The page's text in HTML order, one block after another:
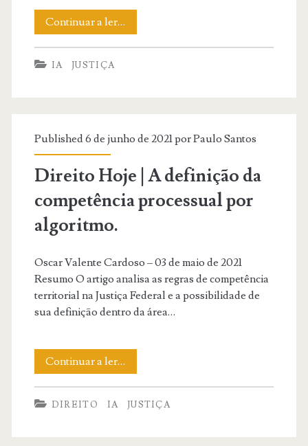
Continuar a ler…
utiliza
julgamento
virtual
IA JUSTIÇA
Published 6 de junho de 2021 porPaulo Santos
Direito Hoje | A definição da
competência processual por
algoritmo.
Oscar Valente Cardoso – 03 de maio de 2021
Resumo O artigo analisa as regras de competência
territorial na Justiça Federal e a possibilidade de
sua definição dentro da área…
Continuar a ler…
Hoje
|
DIREITO IA JUSTIÇA